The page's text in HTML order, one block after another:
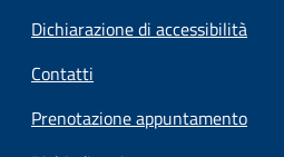
Dichiarazione di accessibilità
Contatti
Prenotazione appuntamento